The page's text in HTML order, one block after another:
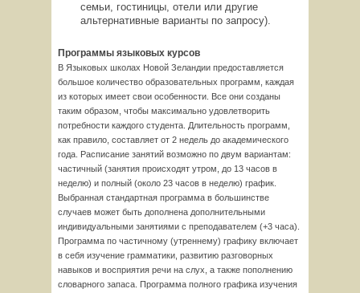
семьи, гостиницы, отели или другие
альтернативные варианты по запросу).
Программы языковых курсов
В Языковых школах Новой Зеландии предоставляется
большое количество образовательных программ, каждая
из которых имеет свои особенности. Все они созданы
таким образом, чтобы максимально удовлетворить
потребности каждого студента. Длительность программ,
как правило, составляет от 2 недель до академического
года. Расписание занятий возможно по двум вариантам:
частичный (занятия происходят утром, до 13 часов в
неделю) и полный (около 23 часов в неделю) график.
Выбранная стандартная программа в большинстве
случаев может быть дополнена дополнительными
индивидуальными занятиями с преподавателем (+3 часа).
Программа по частичному (утреннему) графику включает
в себя изучение грамматики, развитию разговорных
навыков и восприятия речи на слух, а также пополнению
словарного запаса. Программа полного графика изучения